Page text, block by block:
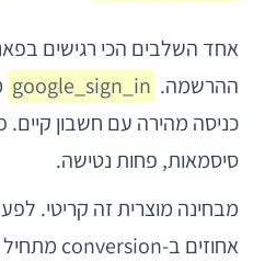
אחד השלבים הכי רגישים
ההרשמה. google_sign_in
כניסה מהירה עם חשבון
סיסמאות, פחות נטישה.
מבחינה מוצרית זה קריטי.
אחוזים ב-conversion מתחיל בכלל מכפתור אחד נכון.